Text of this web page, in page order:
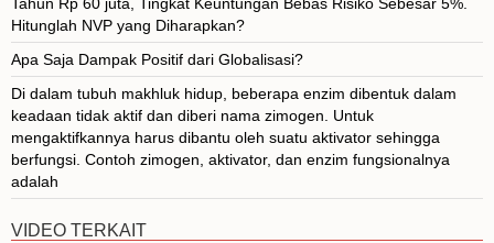
Hitunglah NVP yang Diharapkan?
Apa Saja Dampak Positif dari Globalisasi?
Di dalam tubuh makhluk hidup, beberapa enzim dibentuk dalam
keadaan tidak aktif dan diberi nama zimogen. Untuk
mengaktifkannya harus dibantu oleh suatu aktivator sehingga
berfungsi. Contoh zimogen, aktivator, dan enzim fungsionalnya
adalah
VIDEO TERKAIT